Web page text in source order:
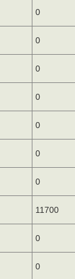
0
0
0
0
0
0
0
11700
0
0